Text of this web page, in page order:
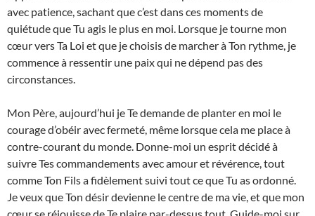
avec patience, sachant que c’est dans ces moments de
quiétude que Tu agis le plus en moi. Lorsque je tourne mon
cœur vers Ta Loi et que je choisis de marcher à Ton rythme, je
commence à ressentir une paix qui ne dépend pas des
circonstances.
Mon Père, aujourd’hui je Te demande de planter en moi le
courage d’obéir avec fermeté, même lorsque cela me place à
contre-courant du monde. Donne-moi un esprit décidé à
suivre Tes commandements avec amour et révérence, tout
comme Ton Fils a fidèlement suivi tout ce que Tu as ordonné.
Je veux que Ton désir devienne le centre de ma vie, et que mon